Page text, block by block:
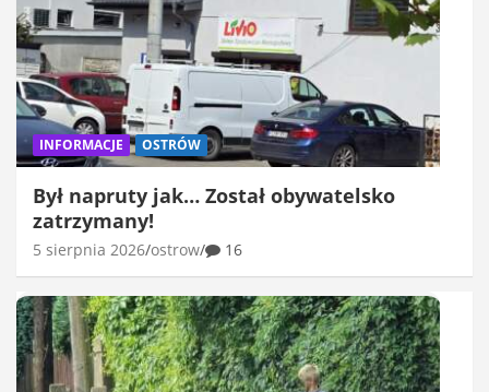
INFORMACJE OSTRÓW
Był napruty jak… Został obywatelsko
zatrzymany!
5 sierpnia 2026 ostrow 16